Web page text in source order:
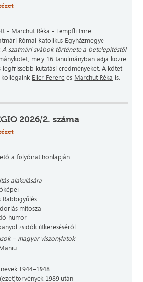
- Marchut Réka - Tempfli Imre
Római Katolikus Egyházmegye
A szatmári svábok története a betelepítéstől
mely 16 tanulmányban adja közre
legfrissebb kutatási eredményeket. A kötet
Eiler Ferenc és Marchut Réka is.
2026/2. száma
a folyóirat honlapján.
alakulására
Rabbigyűlés
mítosza
humor
zsidók útkereséséről
– magyar viszonylatok
1944–1948
1989 után